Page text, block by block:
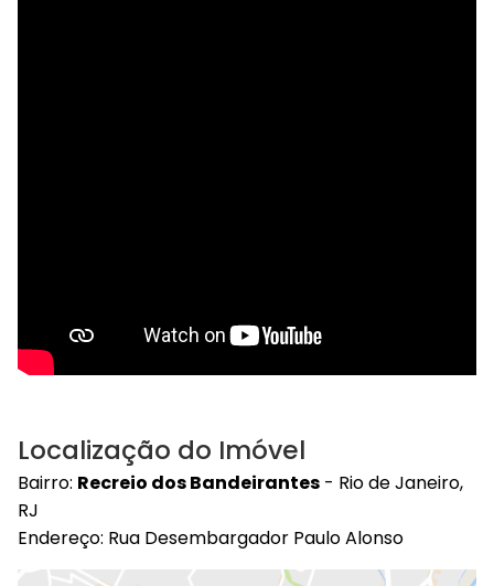
Localização do Imóvel
Bairro: Recreio dos Bandeirantes - Rio de Janeiro,
RJ
Endereço: Rua Desembargador Paulo Alonso